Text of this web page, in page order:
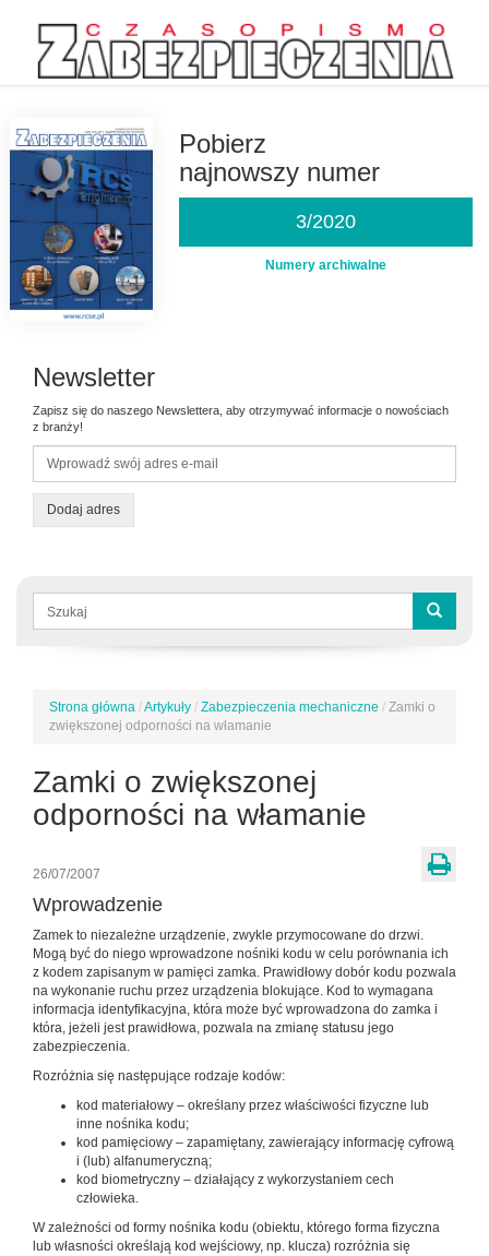
Przejdź
Pobierz
najnowszy numer
3/2020
Numery archiwalne
Newsletter
Zapisz się do naszego Newslettera, aby otrzymywać informacje o nowościach
z branży!
Dodaj adres
Formularz
wyszukiwania
Jesteś
tutaj
Strona główna /Artykuły / Zabezpieczenia mechaniczne / Zamki o
zwiększonej odporności na włamanie
Zamki o zwiększonej
odporności na włamanie
26/07/2007
Wprowadzenie
Zamek to niezależne urządzenie, zwykle przymocowane do drzwi.
Mogą być do niego wprowadzone nośniki kodu w celu porównania ich
z kodem zapisanym w pamięci zamka. Prawidłowy dobór kodu pozwala
na wykonanie ruchu przez urządzenia blokujące. Kod to wymagana
informacja identyfikacyjna, która może być wprowadzona do zamka i
która, jeżeli jest prawidłowa, pozwala na zmianę statusu jego
zabezpieczenia.
Rozróżnia się następujące rodzaje kodów:
kod materiałowy – określany przez właściwości fizyczne lub
inne nośnika kodu;
kod pamięciowy – zapamiętany, zawierający informację cyfrową
i (lub) alfanumeryczną;
kod biometryczny – działający z wykorzystaniem cech
człowieka.
W zależności od formy nośnika kodu (obiektu, którego forma fizyczna
lub własności określają kod wejściowy, np. klucza) rozróżnia się